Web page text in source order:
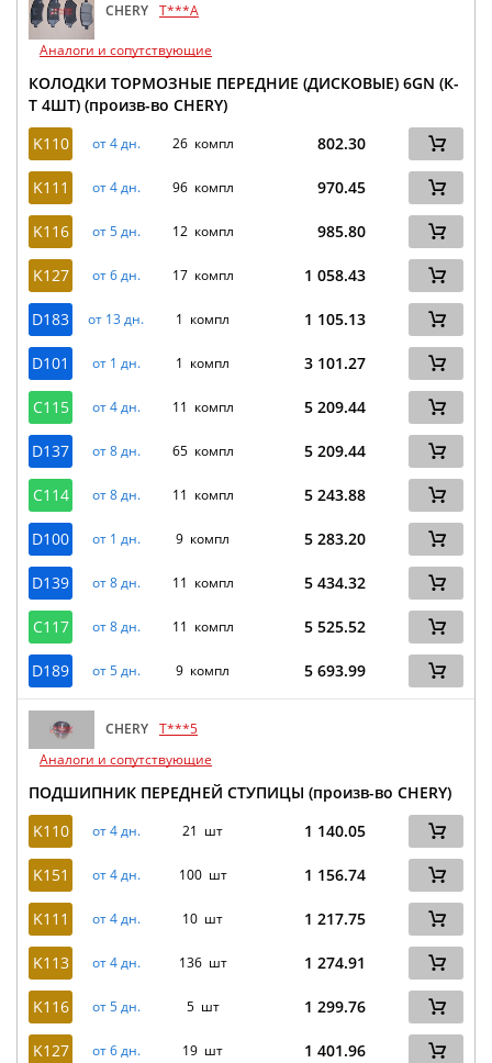
CHERY T***A
Аналоги и сопутствующие
КОЛОДКИ ТОРМОЗНЫЕ ПЕРЕДНИЕ (ДИСКОВЫЕ) 6GN (К-
Т 4ШТ) (произв-во CHERY)
K110
от 4 дн. 26 компл 802.30
K111 от 4 дн. 96 компл 970.45
K116 от 5 дн. 12 компл 985.80
K127 от 6 дн. 17 компл 1 058.43
D183 от 13 дн. 1 компл 1 105.13
D101 от 1 дн. 1 компл 3 101.27
C115 от 4 дн. 11 компл 5 209.44
D137 от 8 дн. 65 компл 5 209.44
C114 от 8 дн. 11 компл 5 243.88
D100 от 1 дн. 9 компл 5 283.20
D139 от 8 дн. 11 компл 5 434.32
C117 от 8 дн. 11 компл 5 525.52
D189 от 5 дн. 9 компл 5 693.99
CHERY T***5
Аналоги и сопутствующие
ПОДШИПНИК ПЕРЕДНЕЙ СТУПИЦЫ (произв-во CHERY)
K110
от 4 дн. 21 шт 1 140.05
K151 от 4 дн. 100 шт 1 156.74
K111 от 4 дн. 10 шт 1 217.75
K113 от 4 дн. 136 шт 1 274.91
K116 от 5 дн. 5 шт 1 299.76
K127 от 6 дн. 19 шт 1 401.96